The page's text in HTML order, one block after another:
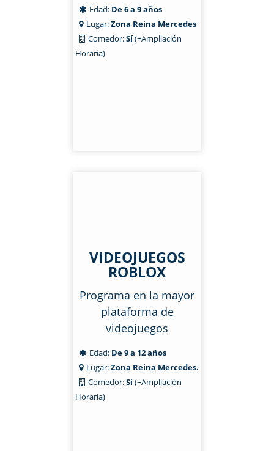
Edad: De 6 a 9 años
Lugar:Zona Reina Mercedes
Comedor:Sí(+Ampliación
Horaria)
VIDEOJUEGOS
ROBLOX
Programa en la mayor
plataforma de
videojuegos
Edad: De 9 a 12 años
Lugar:Zona Reina Mercedes.
Comedor:Sí(+Ampliación
Horaria)